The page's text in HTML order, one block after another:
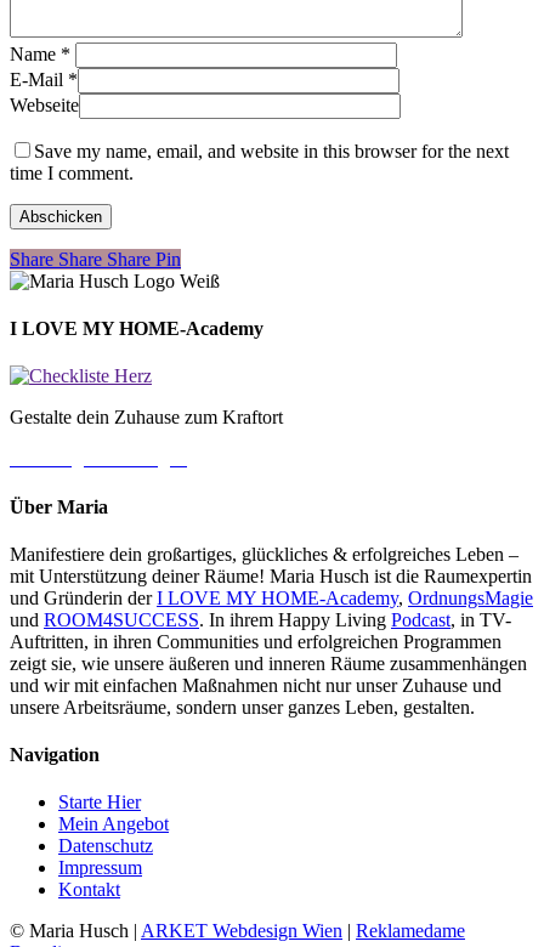
Name *
E-Mail *
Webseite
Save my name, email, and website in this browser for the next
time I comment.
Share
Share Share Share Pin
I LOVE MY HOME-Academy
Gestalte dein Zuhause zum Kraftort
Über Maria
Manifestiere dein großartiges, glückliches & erfolgreiches Leben –
mit Unterstützung deiner Räume! Maria Husch ist die Raumexpertin
und Gründerin derI LOVE MY HOME-Academy, OrdnungsMagie
und ROOM4SUCCESS. In ihrem Happy Living Podcast, in TV-
Auftritten, in ihren Communities und erfolgreichen Programmen
zeigt sie, wie unsere äußeren und inneren Räume zusammenhängen
und wir mit einfachen Maßnahmen nicht nur unser Zuhause und
unsere Arbeitsräume, sondern unser ganzes Leben, gestalten.
Navigation
Starte Hier
Mein Angebot
Datenschutz
Impressum
Kontakt
© Maria Husch | ARKET Webdesign Wien | Reklamedame